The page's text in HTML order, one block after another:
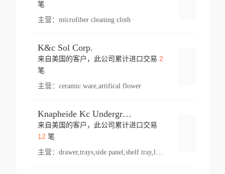
笔
主营： microfiber cleaning cloth
K&c Sol Corp.
来自美国的客户，此公司累计进口交易 2
笔
主营： ceramic ware,artifical flower
Knapheide Kc Underground
来自美国的客户，此公司累计进口交易
12 笔
主营：